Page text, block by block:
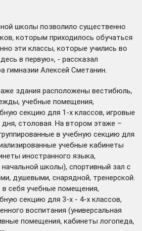
школы позволило существенно
которым приходилось обучаться
эти классы, которые учились во
в первую», - рассказал
гимназии Алексей Сметанин.
здания расположены вестибюль,
учебные помещения,
секцию для 1-х классов, игровые
дня, столовая. На втором этаже –
в учебную секцию для
учебные кабинеты
иностранного языка,
школы), спортивный зал с
душевыми, снарядной, тренерской.
себя учебные помещения,
секцию для 3-х - 4-х классов,
воспитания (универсальная
помещения, кабинеты логопеда,